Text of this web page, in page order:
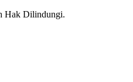
Hak Dilindungi.